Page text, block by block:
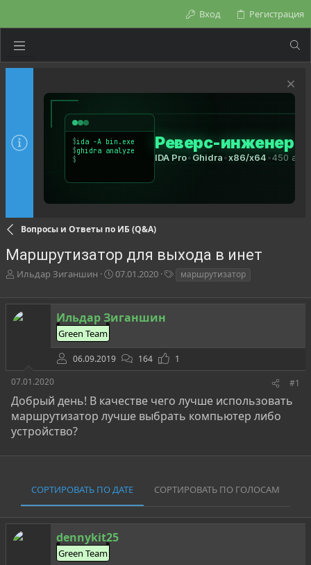
Вход Регистрация
Вопросы и Ответы по ИБ (Q&A)
Маршрутизатор для выхода в инет
А
т
о
р
ы
Ильдар Зиганшин
Д
т
н
ч
а
л
07.01.2020
г
маршрутизатор
Ильдар Зиганшин
Green Team
06.09.2019 164
1
07.01.2020
#1
Добрый день! В качестве чего лучше использовать
маршрутизатор лучше выбрать компьютер либо
устройство?
СОРТИРОВАТЬ ПО ДАТЕ СОРТИРОВАТЬ ПО ГОЛОСАМ
dennykit25
Green Team